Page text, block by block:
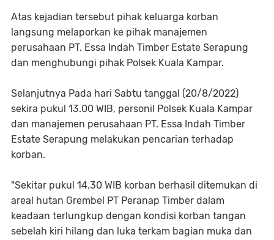
Atas kejadian tersebut pihak keluarga korban
langsung melaporkan ke pihak manajemen
perusahaan PT. Essa Indah Timber Estate Serapung
dan menghubungi pihak Polsek Kuala Kampar.
Selanjutnya Pada hari Sabtu tanggal (20/8/2022)
sekira pukul 13.00 WIB, personil Polsek Kuala Kampar
dan manajemen perusahaan PT. Essa Indah Timber
Estate Serapung melakukan pencarian terhadap
korban.
"Sekitar pukul 14.30 WIB korban berhasil ditemukan di
areal hutan Grembel PT Peranap Timber dalam
keadaan terlungkup dengan kondisi korban tangan
sebelah kiri hilang dan luka terkam bagian muka dan